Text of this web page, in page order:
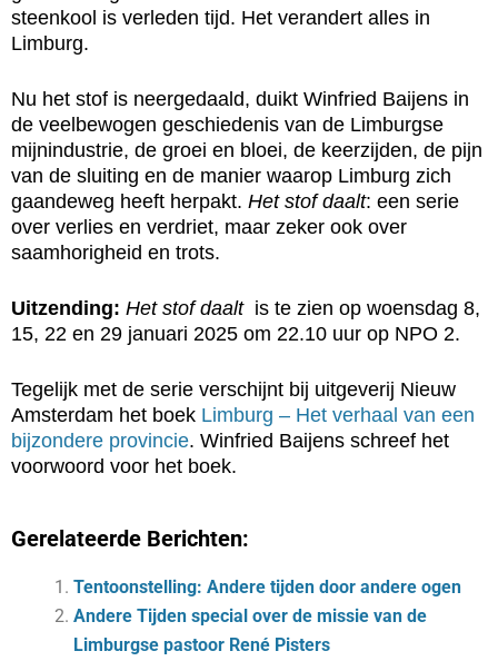
steenkool is verleden tijd. Het verandert alles in
Limburg.
Nu het stof is neergedaald, duikt Winfried Baijens in
de veelbewogen geschiedenis van de Limburgse
mijnindustrie, de groei en bloei, de keerzijden, de pijn
van de sluiting en de manier waarop Limburg zich
gaandeweg heeft herpakt. Het stof daalt: een serie
over verlies en verdriet, maar zeker ook over
saamhorigheid en trots.
Uitzending: Het stof daalt is te zien op woensdag 8,
15, 22 en 29 januari 2025 om 22.10 uur op NPO 2.
Tegelijk met de serie verschijnt bij uitgeverij Nieuw
Amsterdam het boek Limburg – Het verhaal van een
bijzondere provincie. Winfried Baijens schreef het
voorwoord voor het boek.
Gerelateerde Berichten:
Tentoonstelling: Andere tijden door andere ogen
Andere Tijden special over de missie van de
Limburgse pastoor René Pisters